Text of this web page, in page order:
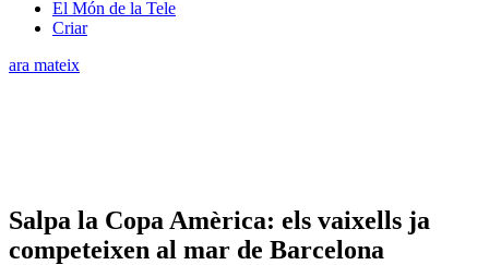
El Món de la Tele
Criar
ara mateix
Salpa la Copa Amèrica: els vaixells ja
competeixen al mar de Barcelona